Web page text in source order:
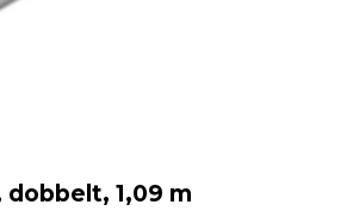
1,09 m